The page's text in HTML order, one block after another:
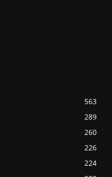
563
289
260
226
224